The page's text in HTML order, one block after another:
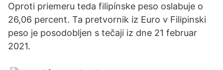
Oproti priemeru teda filipínske peso oslabuje o
26,06 percent. Ta pretvornik iz Euro v Filipinski
peso je posodobljen s tečaji iz dne 21 februar
2021.